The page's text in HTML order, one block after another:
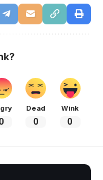
Dead
0
Wink
0